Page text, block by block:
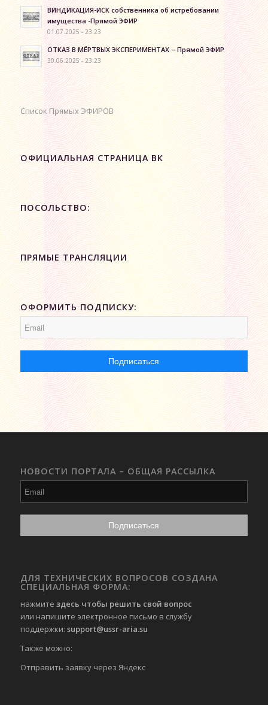
ВИНДИКАЦИЯ-ИСК собственника об истребовании
имущества -Прямой ЭФИР
01.07.2025 - 23:23
ОТКАЗ В МЁРТВЫХ ЭКСПЕРИМЕНТАХ – Прямой ЭФИР
30.06.2025 - 23:23
Список Прямых ЭФИРОВ
ОФИЦИАЛЬНАЯ СТРАНИЦА ВК
ПОСОЛЬСТВО:
ПРЯМЫЕ ТРАНСЛЯЦИИ
ОФОРМИТЬ ПОДПИСКУ:
НОВОСТИ ПОРТАЛА – ОБЩАЯ РАССЫЛКА
ДЛЯ ТЕХНИЧЕСКИХ ВОПРОСОВ СОЗДАНА
СПЕЦИАЛЬНАЯ ФОРМА:
нажмите здесь чтобы решить свой вопрос
или напишите электронное письмо в службу
поддержки: support@ussr-aria.su
Также можно:
Отправить заявку через Яндекс